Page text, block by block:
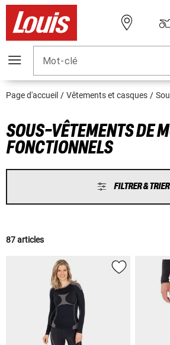
Mot-clé
Page d'accueil Vêtements et casques
SOUS-VÊTEMENTS DE
FONCTIONNELS
FILTRER & TRIER
87 articles